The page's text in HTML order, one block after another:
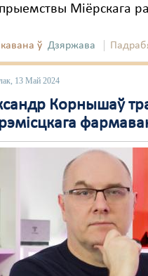
Міёрскага
ў Дзяржава
13 Май 2024
Корнышаў